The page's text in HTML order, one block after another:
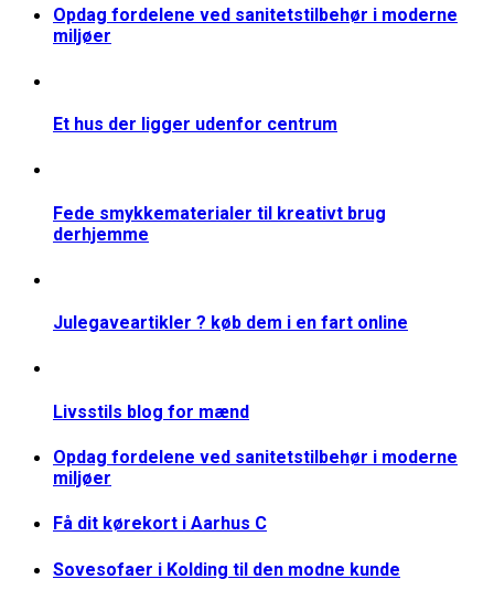
Opdag fordelene ved sanitetstilbehør i moderne
miljøer
Et hus der ligger udenfor centrum
Fede smykkematerialer til kreativt brug
derhjemme
Julegaveartikler ? køb dem i en fart online
Livsstils blog for mænd
Opdag fordelene ved sanitetstilbehør i moderne
miljøer
Få dit kørekort i Aarhus C
Sovesofaer i Kolding til den modne kunde